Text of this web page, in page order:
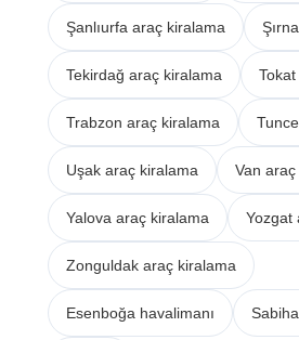
Şanlıurfa araç kiralama
Tekirdağ araç kiralama
Trabzon araç kiralama
Uşak araç kiralama Van
Yalova araç kiralama Yozgat
Zonguldak araç kiralama
Esenboğa havalimanı